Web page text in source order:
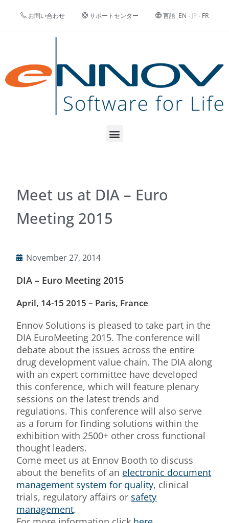
お問い合わせ サポートセンター 言語 EN - JP- FR
Meet us at DIA – Euro
Meeting 2015
November 27, 2014
DIA – Euro Meeting 2015
April, 14-15 2015 – Paris, France
Ennov Solutions is pleased to take part in the
DIA EuroMeeting 2015. The conference will
debate about the issues across the entire
drug development value chain. The DIA along
with an expert committee have developed
this conference, which will feature plenary
sessions on the latest trends and
regulations. This conference will also serve
as a forum for finding solutions within the
exhibition with 2500+ other cross functional
thought leaders.
Come meet us at Ennov Booth to discuss
about the benefits of an electronic document
management system for quality, clinical
trials, regulatory affairs or safety
management.